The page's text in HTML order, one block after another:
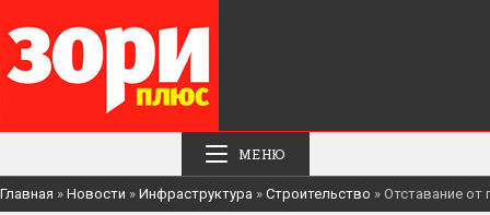
МЕНЮ
Главная » Новости » Инфраструктура » Строительство » Отставание от